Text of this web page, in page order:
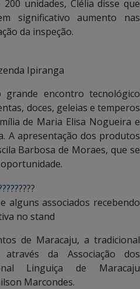
unidades, Clélia disse que
significativo aumento nas
da inspeção.
Ipiranga
encontro tecnológico
doces, geleias e temperos
de Maria Elisa Nogueira e
A apresentação dos produtos
Barbosa de Moraes, que se
alguns associados recebendo
no stand
de Maracaju, a tradicional
da Associação dos
Linguiça de Maracaju
Marcondes.